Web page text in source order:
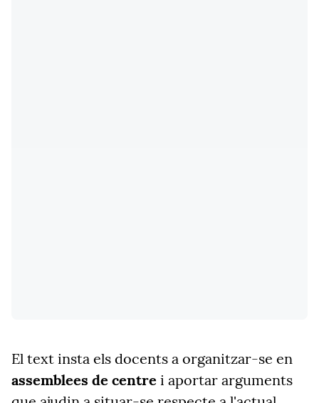
El text insta els docents a organitzar-se en
assemblees de centre i aportar arguments